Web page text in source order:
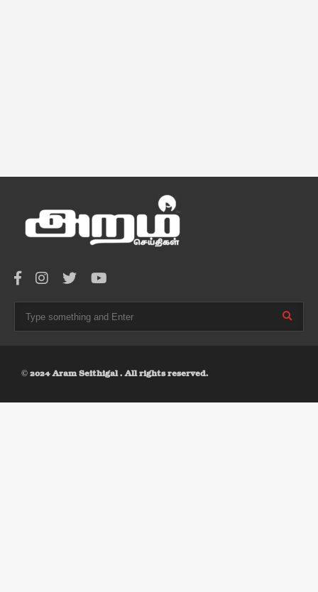
© 2024 Aram Seithigal . All rights reserved.